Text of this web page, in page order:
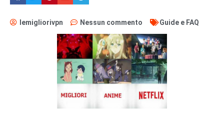
lemigliorivpn Nessun commento Guide e FAQ